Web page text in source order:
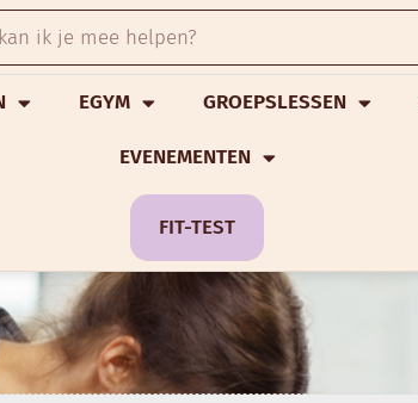
EGYM GROEPSLESSEN
EVENEMENTEN
FIT-TEST